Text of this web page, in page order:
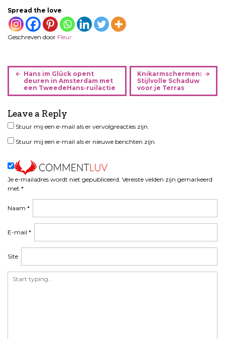
Spread the love
Geschreven door Fleur
B
r
c
h
t
v
i
g
a
e
Hans im Glück opent
deuren in Amsterdam met
een TweedeHans-ruilactie
Knikarmschermen:
Stijlvolle Schaduw
voor je Terras
Leave a Reply
Je e-mailadres wordt niet gepubliceerd. Vereiste velden zijn gemarkeerd
met *
Naam *
E-mail *
Site
Stuur mij een e-mail als er vervolgreacties zijn.
Stuur mij een e-mail als er nieuwe berichten zijn.